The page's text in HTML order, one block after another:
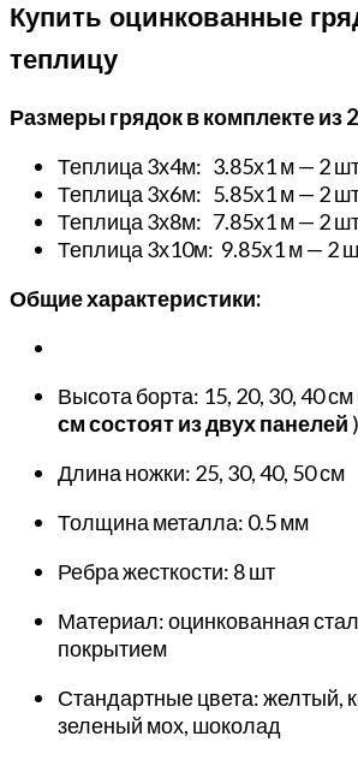
Купить оцинкованные
теплицу
Размеры грядок в комплекте из
Теплица 3х4м: 3.85х1 м — 2
Теплица 3х6м: 5.85х1 м — 2
Теплица 3х8м: 7.85х1 м — 2
Теплица 3х10м: 9.85х1 м — 2
Общие характеристики:
Высота борта: 15, 20, 30, 40 см
см состоят из двух панелей )
Длина ножки: 25, 30, 40, 50 см
Толщина металла: 0.5 мм
Ребра жесткости: 8 шт
Материал:оцинкованная
покрытием
Стандартные цвета: желтый,
зеленый мох, шоколад